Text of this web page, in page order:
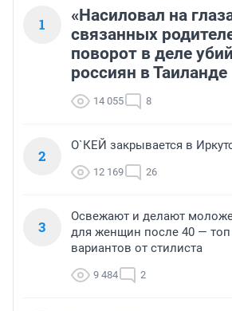
1
«Насиловал на
связанных
поворот в деле
россиян в Таиланде
14 055 8
2
О`КЕЙ закрывается в
12 169 26
3
Освежают и делают
для женщин после 40 —
вариантов от стилиста
9 484 2